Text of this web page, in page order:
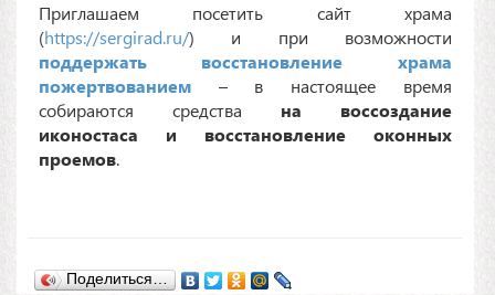
Приглашаем посетить сайт храма
(https://sergirad.ru/) и при возможности
поддержать восстановление храма
пожертвованием – в настоящее время
собираются средства на воссоздание
иконостаса и восстановление оконных
проемов.
Поделиться…